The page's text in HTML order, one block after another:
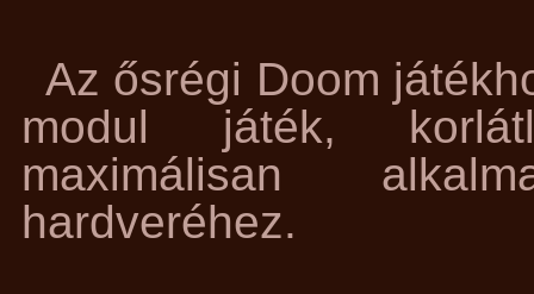
Az ősrégi Doom
modul játék,
maximálisan
hardveréhez.